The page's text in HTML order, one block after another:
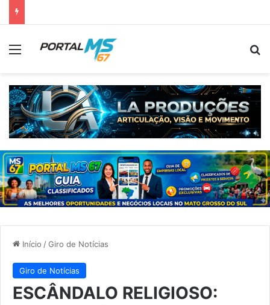
Menu
Início /Giro de Notícias
Giro de Notícias
ESCÂNDALO RELIGIOSO: